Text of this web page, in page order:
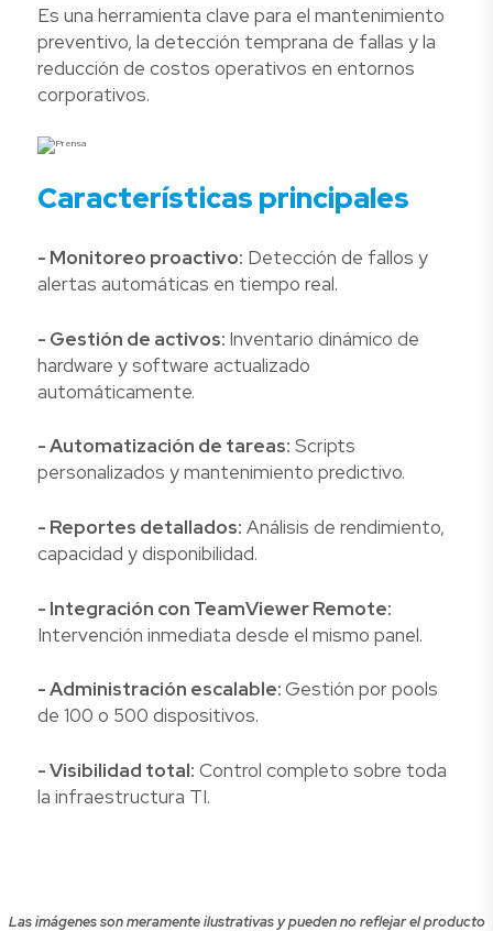
Es una herramienta clave para el mantenimiento
preventivo, la detección temprana de fallas y la
reducción de costos operativos en entornos
corporativos.
Características principales
- Monitoreo proactivo: Detección de fallos y
alertas automáticas en tiempo real.
- Gestión de activos: Inventario dinámico de
hardware y software actualizado
automáticamente.
- Automatización de tareas: Scripts
personalizados y mantenimiento predictivo.
- Reportes detallados: Análisis de rendimiento,
capacidad y disponibilidad.
- Integración con TeamViewer Remote:
Intervención inmediata desde el mismo panel.
- Administración escalable:Gestión por pools
de 100 o 500 dispositivos.
- Visibilidad total: Control completo sobre toda
la infraestructura TI.
Las imágenes son meramente ilustrativas y pueden no reflejar el producto